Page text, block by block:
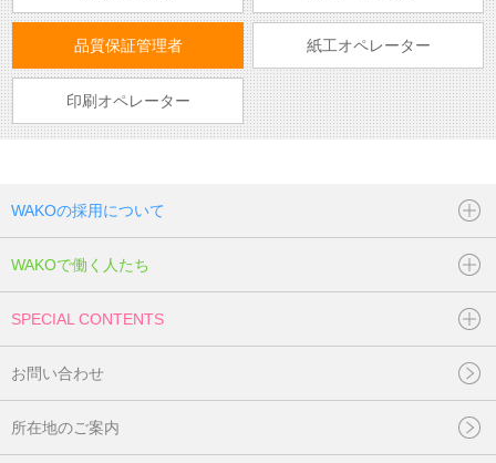
品質保証管理者 紙工オペレーター
印刷オペレーター
WAKOの採用について
WAKOで働く人たち
SPECIAL CONTENTS
お問い合わせ
所在地のご案内